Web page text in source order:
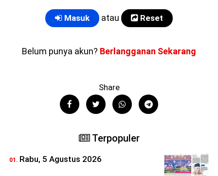
Masuk atau Reset
Belum punya akun? Berlangganan Sekarang
Share
Terpopuler
Rabu, 5 Agustus 2026